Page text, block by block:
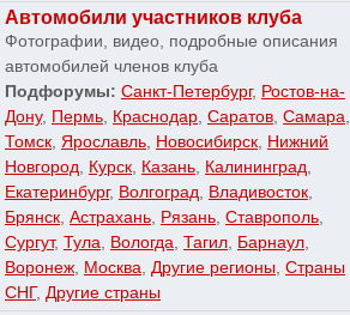
Автомобили участников клуба
Фотографии, видео, подробные описания
автомобилей членов клуба
Подфорумы: Санкт-Петербург, Ростов-на-
Дону, Пермь, Краснодар, Саратов, Самара,
Томск, Ярославль, Новосибирск, Нижний
Новгород, Курск, Казань, Калининград,
Екатеринбург, Волгоград, Владивосток,
Брянск, Астрахань, Рязань, Ставрополь,
Сургут, Тула, Вологда, Тагил, Барнаул,
Воронеж, Москва, Другие регионы, Страны
СНГ, Другие страны